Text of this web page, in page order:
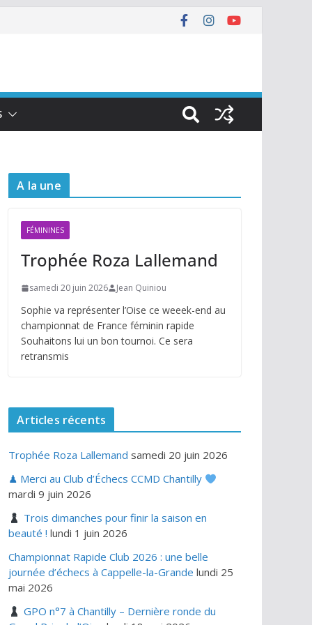
A la une
FÉMININES
Trophée Roza Lallemand
samedi 20 juin 2026 Jean Quiniou
Sophie va représenter l’Oise ce weeek-end au
championnat de France féminin rapide
Souhaitons lui un bon tournoi. Ce sera
retransmis
Articles récents
Trophée Roza Lallemand samedi 20 juin 2026
♟ Merci au Club d’Échecs CCMD Chantilly
mardi 9 juin 2026
Trois dimanches pour finir la saison en
beauté ! lundi 1 juin 2026
Championnat Rapide Club 2026 : une belle
journée d’échecs à Cappelle-la-Grande lundi 25
mai 2026
GPO n°7 à Chantilly – Dernière ronde du